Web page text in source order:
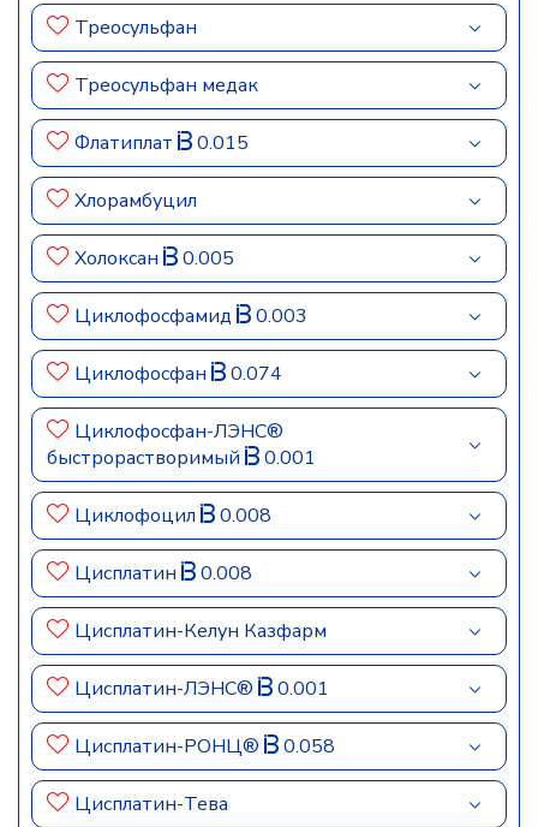
Треосульфан
Треосульфан медак
Флатиплат 0.015
Хлорамбуцил
Холоксан 0.005
Циклофосфамид 0.003
Циклофосфан 0.074
Циклофосфан-ЛЭНС®
быстрорастворимый
0.001
Циклофоцил 0.008
Цисплатин 0.008
Цисплатин-Келун Казфарм
Цисплатин-ЛЭНС® 0.001
Цисплатин-РОНЦ® 0.058
Цисплатин-Тева